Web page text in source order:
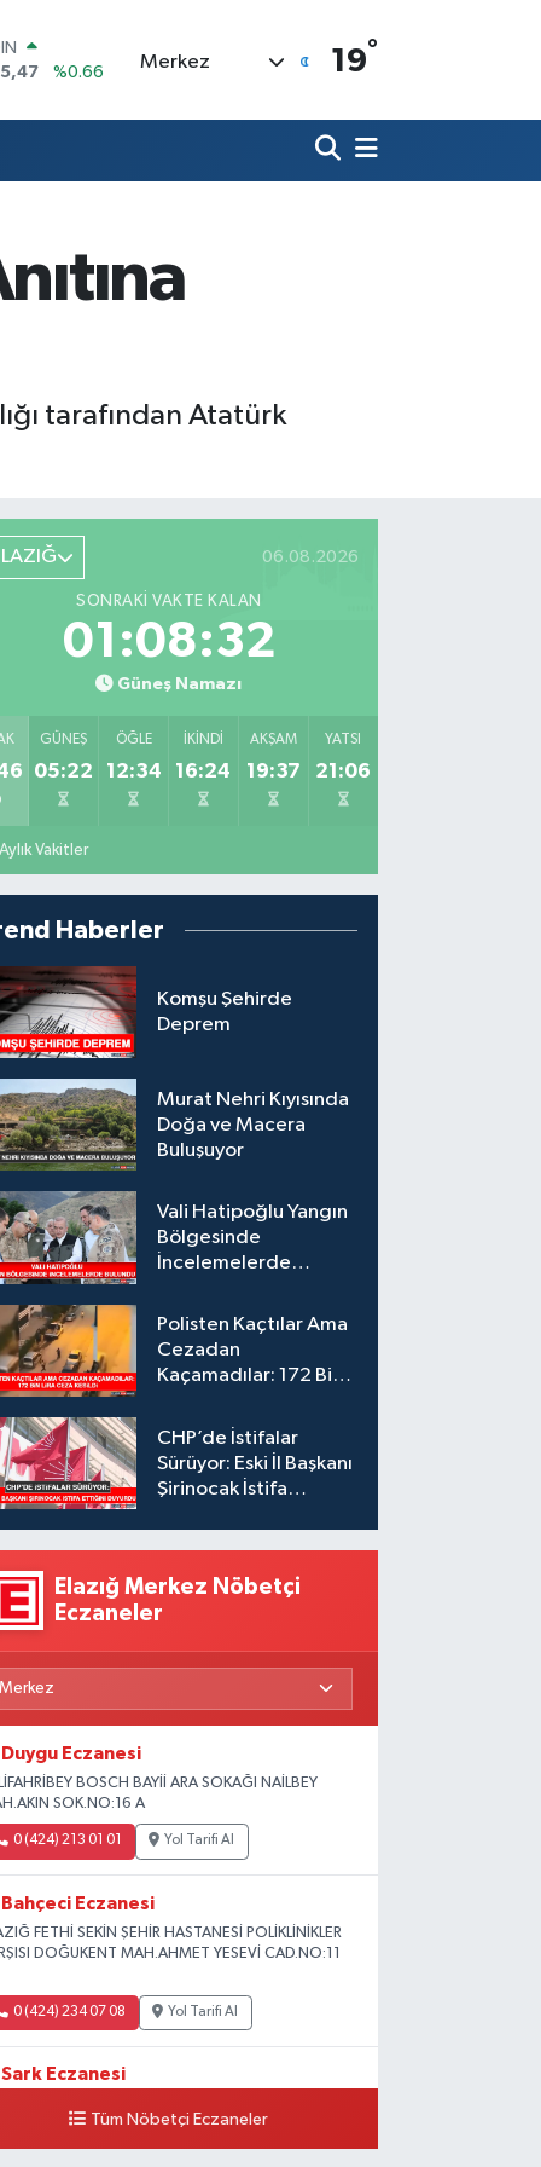
%0.05
%0.18
%0
Merkez 19°
tarafından Atatürk
06.08.2026
SONRAKI VAKTE KALAN
01:08:30
Güneş Namazı
GÜNEŞ
05:22
ÖĞLE
12:34
İKINDI
16:24
AKŞAM
19:37
YATSI
21:06
Aylık Vakitler
Haberler
Komşu Şehirde
Deprem
Murat Nehri Kıyısında
Doğa ve Macera
Buluşuyor
Vali Hatipoğlu Yangın
Bölgesinde
İncelemelerde
Polisten Kaçtılar Ama
Cezadan
Kaçamadılar: 172 Bin
CHP’de İstifalar
Sürüyor: Eski İl Başkanı
Şirinocak İstifa
Elazığ Merkez Nöbetçi
Eczaneler
Duygu Eczanesi
BOSCH BAYİİ ARA SOKAĞI NAİLBEY
SOK.NO:16 A
0 (424) 213 01 01 Yol Tarifi Al
Bahçeci Eczanesi
FETHİ SEKİN ŞEHİR HASTANESİ POLİKLİNİKLER
DOĞUKENT MAH.AHMET YESEVİ CAD.NO:11
0 (424) 234 07 08 Yol Tarifi Al
Sark Eczanesi
Tüm Nöbetçi Eczaneler